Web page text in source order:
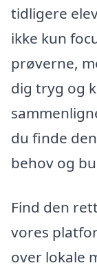
tidligere
ikke kun
prøverne,
dig tryg og
du finde
behov og
Find den
vores
over lokale